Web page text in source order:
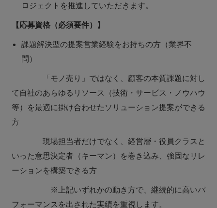
ロジェクトを推進していただきます。
【応募資格（必須要件）】
課題解決型の提案営業経験をお持ちの方（業界不
問）
「モノ売り」ではなく、顧客の本質課題に対し
て自社のあらゆるリソース（技術・サービス・ノウハウ
等）を最適に掛け合わせたソリューション提案ができる
方
現場担当者だけでなく、経営層・役員クラスと
いった意思決定者（キーマン）を巻き込み、強固なリレ
ーションを構築できる方
※上記いずれかの動き方で、継続的に高いパ
フォーマンスを出された実績を重視します。